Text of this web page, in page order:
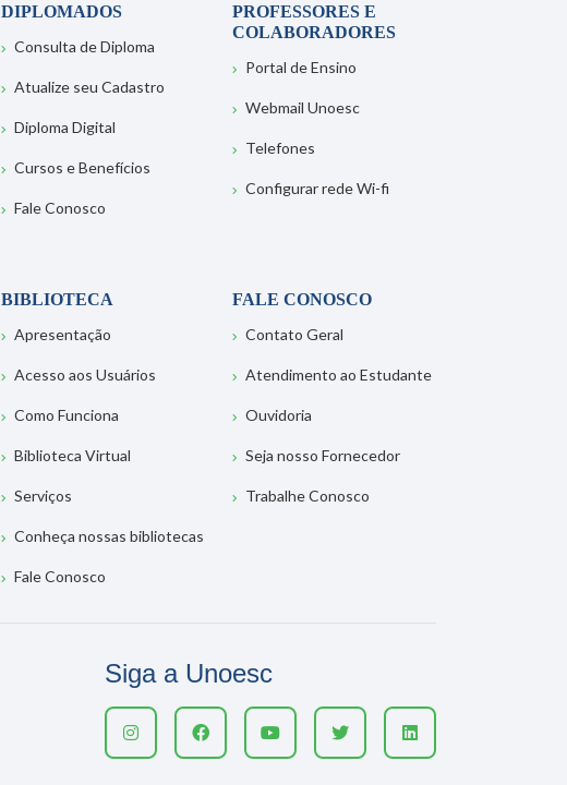
DIPLOMADOS
Consulta de Diploma
Atualize seu Cadastro
Diploma Digital
Cursos e Benefícios
Fale Conosco
PROFESSORES E
COLABORADORES
Portal de Ensino
Webmail Unoesc
Telefones
Configurar rede Wi-fi
BIBLIOTECA
Apresentação
Acesso aos Usuários
Como Funciona
Biblioteca Virtual
Serviços
Conheça nossas bibliotecas
Fale Conosco
FALE CONOSCO
Contato Geral
Atendimento ao Estudante
Ouvidoria
Seja nosso Fornecedor
Trabalhe Conosco
Siga a Unoesc